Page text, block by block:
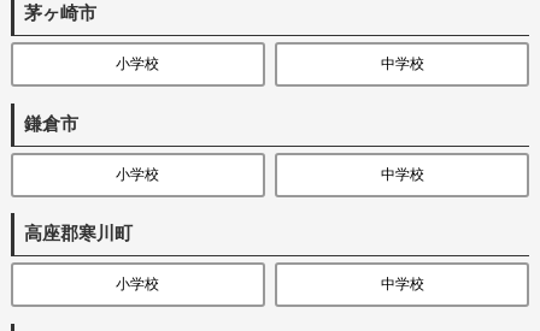
茅ヶ崎市
小学校 中学校
鎌倉市
小学校 中学校
高座郡寒川町
小学校 中学校